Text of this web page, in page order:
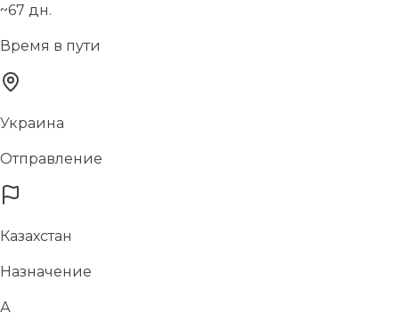
~67 дн.
Время в пути
Украина
Отправление
Казахстан
Назначение
А